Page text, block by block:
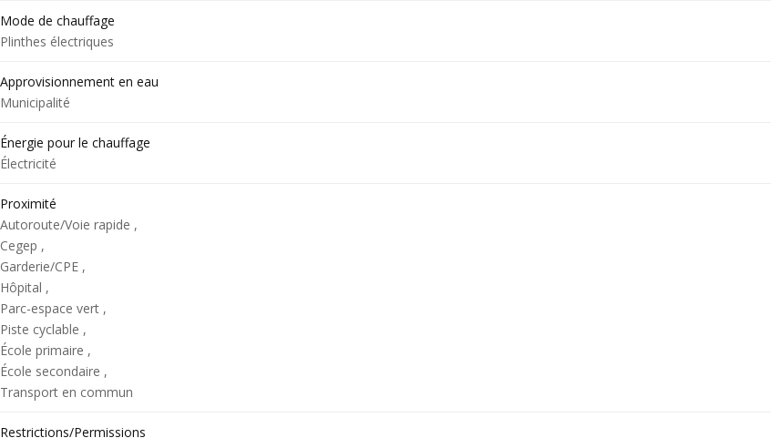
Mode de chauffage
Plinthes électriques
Approvisionnement en eau
Municipalité
Énergie pour le chauffage
Électricité
Proximité
Autoroute/Voie rapide ,
Cegep ,
Garderie/CPE ,
Hôpital ,
Parc-espace vert ,
Piste cyclable ,
École primaire ,
École secondaire ,
Transport en commun
Restrictions/Permissions